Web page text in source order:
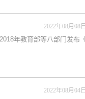
2022年08月08
年教育部等八部门发布
2022年08月04